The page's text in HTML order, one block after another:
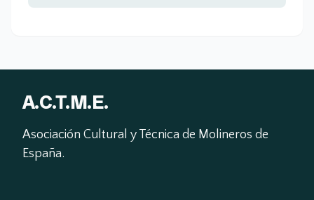
A.C.T.M.E.
Asociación Cultural y Técnica de Molineros de
España.